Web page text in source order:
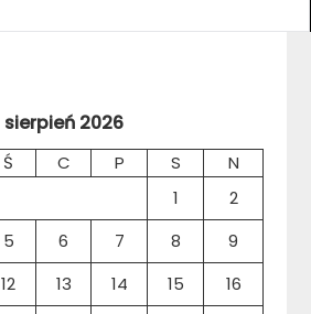
sierpień 2026
Ś C P S
N
1
2
5 6 7 8
9
12 13 14 15
16